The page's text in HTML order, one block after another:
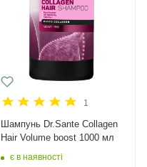
1
Шампунь Dr.Sante Collagen
Hair Volume boost 1000 мл
є в наявності